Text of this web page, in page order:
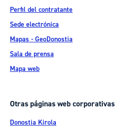
Perfil del contratante
Sede electrónica
Mapas - GeoDonostia
Sala de prensa
Mapa web
Otras páginas web corporativas
Donostia Kirola